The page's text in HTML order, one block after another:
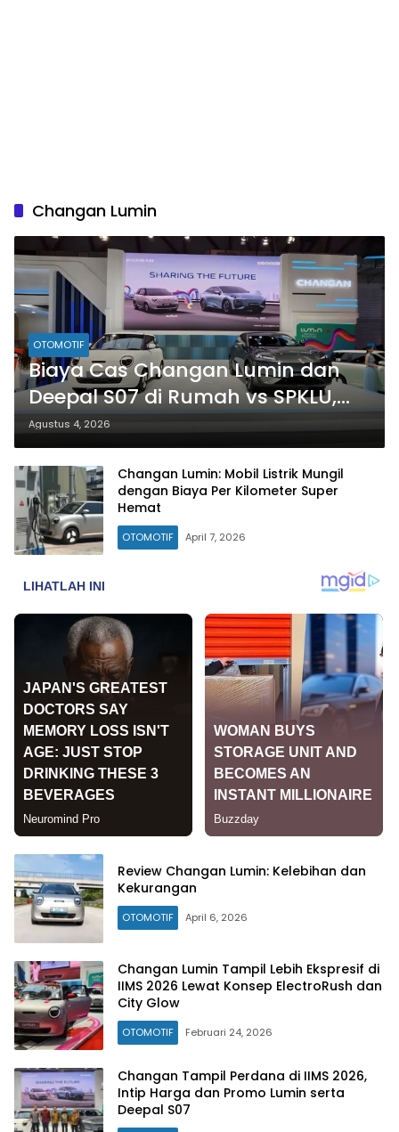
Changan Lumin
OTOMOTIF
Biaya Cas Changan Lumin dan
Deepal S07 di Rumah vs SPKLU,
Mana Lebih Hemat?
Agustus 4, 2026
Changan Lumin: Mobil Listrik Mungil
dengan Biaya Per Kilometer Super
Hemat
OTOMOTIF April 7, 2026
Review Changan Lumin: Kelebihan dan
Kekurangan
OTOMOTIF April 6, 2026
Changan Lumin Tampil Lebih Ekspresif di
IIMS 2026 Lewat Konsep ElectroRush dan
City Glow
OTOMOTIF Februari 24, 2026
Changan Tampil Perdana di IIMS 2026,
Intip Harga dan Promo Lumin serta
Deepal S07